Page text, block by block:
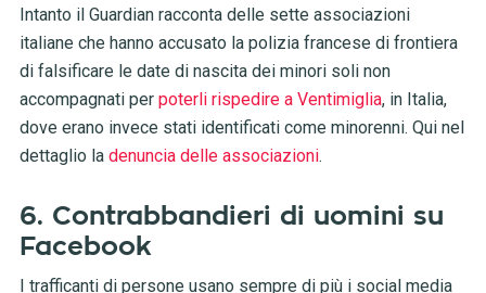
Intanto il Guardian racconta delle sette associazioni
italiane che hanno accusato la polizia francese di frontiera
di falsificare le date di nascita dei minori soli non
accompagnati per poterli rispedire a Ventimiglia, in Italia,
dove erano invece stati identificati come minorenni. Qui nel
dettaglio la denuncia delle associazioni.
6. Contrabbandieri di uomini su
Facebook
I trafficanti di persone usano sempre di più i social media